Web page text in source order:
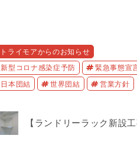
トライモアからのお知らせ
新型コロナ感染症予防
緊急事態宣
日本団結
世界団結 営業方針
【ランドリーラック新設